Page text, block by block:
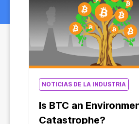
NOTICIAS DE LA INDUSTRIA
Is BTC an
Catastrophe?